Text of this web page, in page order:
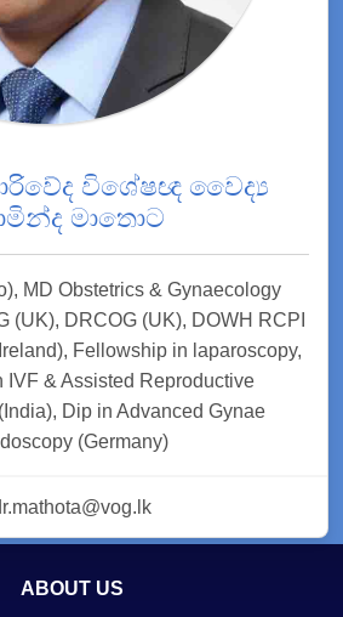
විශේෂඥ වෛද්‍ය
මාතොට
MD Obstetrics & Gynaecology
(UK), DRCOG (UK), DOWH RCPI
Fellowship in laparoscopy,
IVF & Assisted Reproductive
Dip in Advanced Gynae
(Germany)
ABOUT US